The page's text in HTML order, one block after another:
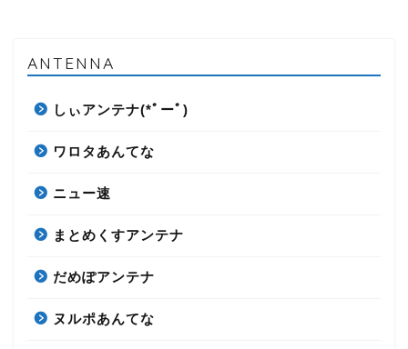
ANTENNA
しぃアンテナ(*ﾟーﾟ)
ワロタあんてな
ニュー速
まとめくすアンテナ
だめぽアンテナ
ヌルポあんてな